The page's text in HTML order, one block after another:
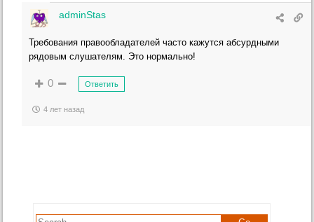
adminStas
Требования правообладателей часто кажутся абсурдными
рядовым слушателям. Это нормально!
0 Ответить
4 лет назад